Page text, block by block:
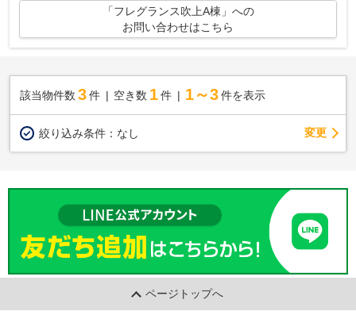
「フレグランス吹上A棟」への
お問い合わせはこちら
該当物件数 3件 空き数 1 件 1～3 件を表示
絞り込み条件： なし 変更
ページトップへ